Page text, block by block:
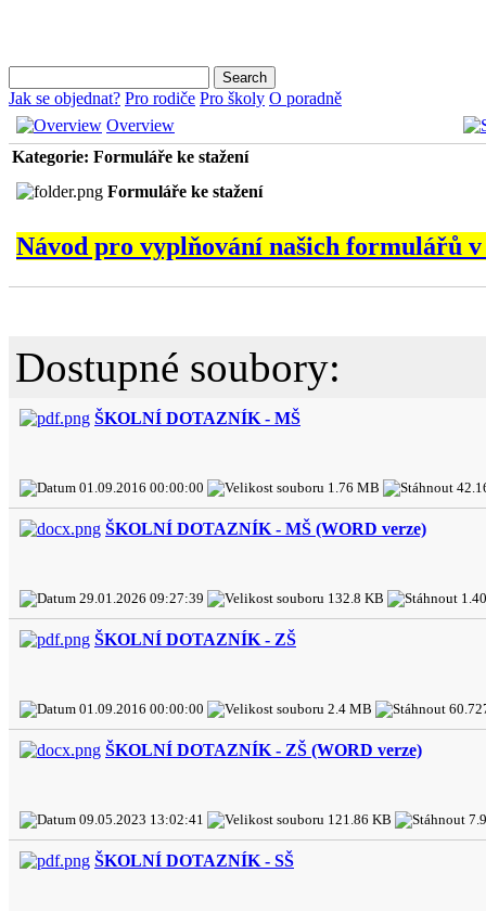
Jak se objednat? Pro rodiče Pro školy O poradně
Overview
Kategorie: Formuláře ke stažení
Formuláře ke stažení
Návod pro vyplňování našich formulářů
Dostupné soubory:
ŠKOLNÍ DOTAZNÍK - MŠ
01.09.2016 00:00:00 1.76 MB
ŠKOLNÍ DOTAZNÍK - MŠ (WORD verze)
29.01.2026 09:27:39 132.8 KB
ŠKOLNÍ DOTAZNÍK - ZŠ
01.09.2016 00:00:00 2.4 MB
ŠKOLNÍ DOTAZNÍK - ZŠ (WORD verze)
09.05.2023 13:02:41 121.86 KB
ŠKOLNÍ DOTAZNÍK - SŠ